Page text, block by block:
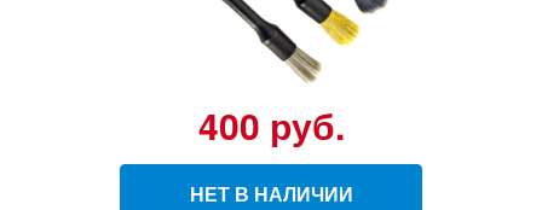
400 руб.
НЕТ В НАЛИЧИИ